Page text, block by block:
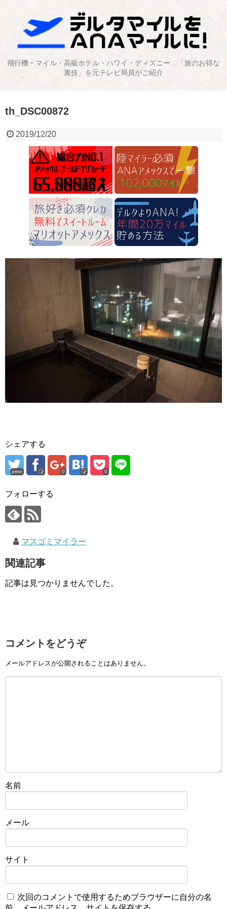
飛行機・マイル・高級ホテル・ハワイ・ディズニー…「旅のお得な
裏技」を元テレビ局員がご紹介
th_DSC00872
2019/12/20
シェアする
error 0 0
フォローする
マスゴミマイラー
関連記事
記事は見つかりませんでした。
コメントをどうぞ
メールアドレスが公開されることはありません。
名前
メール
サイト
次回のコメントで使用するためブラウザーに自分の名